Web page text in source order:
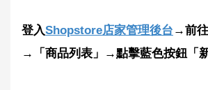
登入Shopstore店家管理後台 →前往
→「商品列表」→點擊藍色按鈕「新